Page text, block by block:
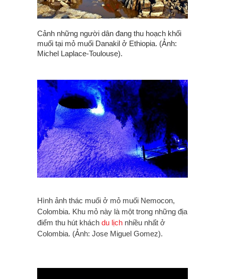
Cảnh những người dân đang thu hoạch khối
muối tại mỏ muối Danakil ở Ethiopia. (Ảnh:
Michel Laplace-Toulouse).
Hình ảnh thác muối ở mỏ muối Nemocon,
Colombia. Khu mỏ này là một trong những địa
điểm thu hút khách du lịch nhiều nhất ở
Colombia. (Ảnh: Jose Miguel Gomez).